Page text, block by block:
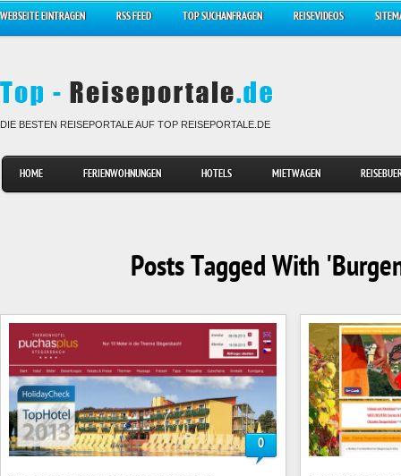
WEBSEITE EINTRAGEN RSS FEED TOP SUCHANFRAGEN REISEVIDEOS
DIE BESTEN REISEPORTALE AUF TOP REISEPORTALE.DE
HOME FERIENWOHNUNGEN HOTELS MIETWAGEN
Posts Tagged With
0